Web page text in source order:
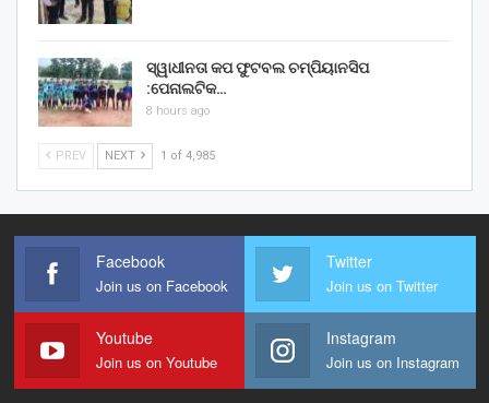
ସ୍ୱାଧୀନତା କପ ଫୁଟବଲ ଚମ୍ପିୟାନସିପ
:ପେନାଲଟିକ…
8 hours ago
PREV NEXT 1 of 4,985
Facebook
Join us on Facebook
Twitter
Join us on Twitter
Youtube
Join us on Youtube
Instagram
Join us on Instagram